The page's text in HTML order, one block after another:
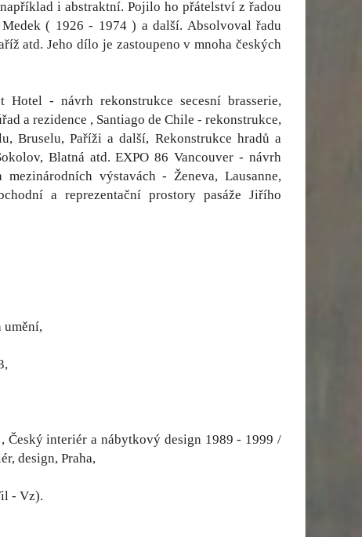
i abstraktní. Pojilo ho přátelství z řadou
( 1926 - 1974 ) a další. Absolvoval řadu
atd. Jeho dílo je zastoupeno v mnoha českých
- návrh rekonstrukce secesní brasserie,
a rezidence , Santiago de Chile - rekonstrukce,
Bruselu, Paříži a další, Rekonstrukce hradů a
Blatná atd. EXPO 86 Vancouver - návrh
výstavách - Ženeva, Lausanne,
a reprezentační prostory pasáže Jiřího
umění,
Český interiér a nábytkový design 1989 - 1999 /
design, Praha,
- Vz).